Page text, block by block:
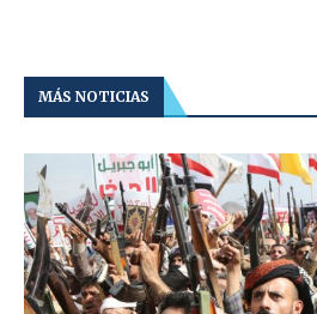
MÁS NOTICIAS